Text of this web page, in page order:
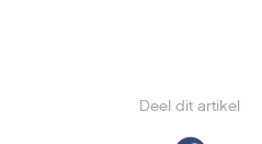
Deel dit artikel